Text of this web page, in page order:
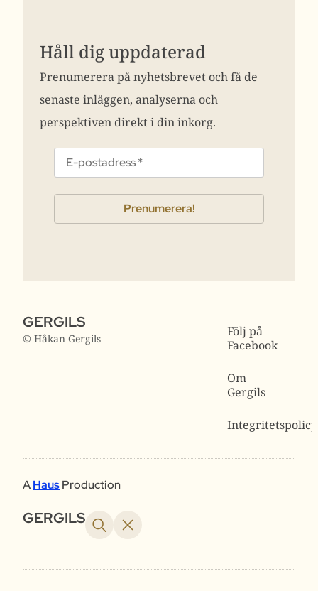
Håll dig uppdaterad
Prenumerera på nyhetsbrevet och få de
senaste inläggen, analyserna och
perspektiven direkt i din inkorg.
GERGILS
© Håkan Gergils
Följ på
Facebook
Om
Gergils
Integritetspolicy
AHausProduction
GERGILS